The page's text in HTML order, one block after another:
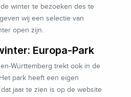
winter te bezoeken des te
wij een selectie van
open zijn.
Europa-Park
Württemberg trekt ook in de
park heeft een eigen
jaar te zien is op de website